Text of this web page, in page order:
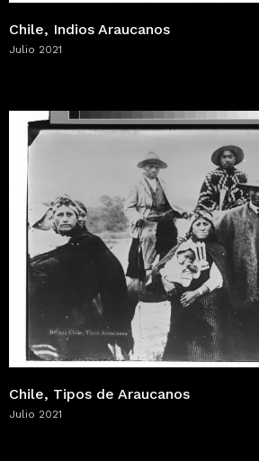
Chile, Indios Araucanos
Julio 2021
Chile, Tipos de Araucanos
Julio 2021